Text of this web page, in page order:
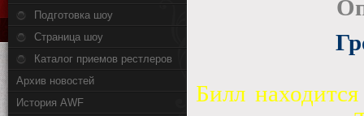
Подготовка шоу
Страница шоу
Каталог приемов рестлеров
Архив новостей
История AWF
Билл